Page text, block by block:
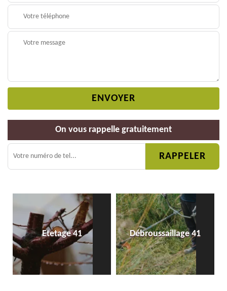
On vous rappelle gratuitement
Etetage 41 Débroussaillage 41